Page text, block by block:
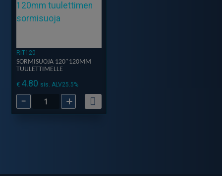
RIT120
SORMISUOJA 120*120MM
TUULETTIMELLE
€ 4.80 sis. ALV25.5%
-
Sormisuoja
120*120mm
+